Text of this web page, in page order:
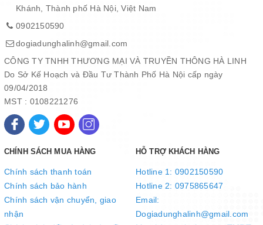
Chân đế chắc chắn, tránh rung lắc
Chân đế máy ép SUNHOUSE SHD5520 được thiết kế chống trượt
giúp máy bám chắc, không bị rung lắc hay trơn trượt khi vận
hành, đảm bảo an toàn cho người sử dụng.
Khánh, Thành phố Hà Nội, Việt Nam
0902150590
dogiadunghalinh@gmail.com
CÔNG TY TNHH THƯƠNG MẠI VÀ TRUYỀN THÔNG HÀ LINH
Do Sở Kế Hoạch và Đầu Tư Thành Phố Hà Nội cấp ngày
09/04/2018
MST : 0108221276
CHÍNH SÁCH MUA HÀNG
Chính sách thanh toán
Chính sách bảo hành
Chính sách vận chuyển, giao
nhận
HỖ TRỢ KHÁCH HÀNG
Hotline 1: 0902150590
Hotline 2: 0975865647
Email:
Dogiadunghalinh@gmail.com